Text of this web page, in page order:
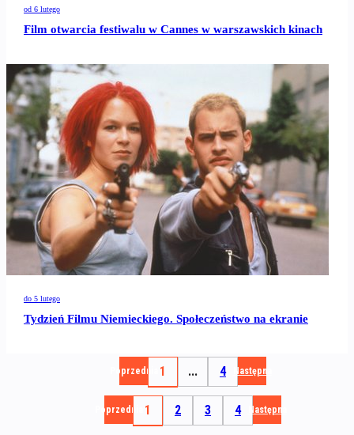
od 6 lutego
Film otwarcia festiwalu w Cannes w warszawskich kinach
do 5 lutego
Tydzień Filmu Niemieckiego. Społeczeństwo na ekranie
Poprzednia 1 ... 4 Następna
Poprzednia 1 2 3 4 Następna